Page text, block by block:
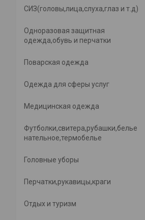
СИЗ(головы,лица,слуха,глаз и т.д)
Одноразовая защитная
одежда,обувь и перчатки
Поварская одежда
Одежда для сферы услуг
Медицинская одежда
Футболки,свитера,рубашки,белье
нательное,термобелье
Головные уборы
Перчатки,рукавицы,краги
Отдых и туризм